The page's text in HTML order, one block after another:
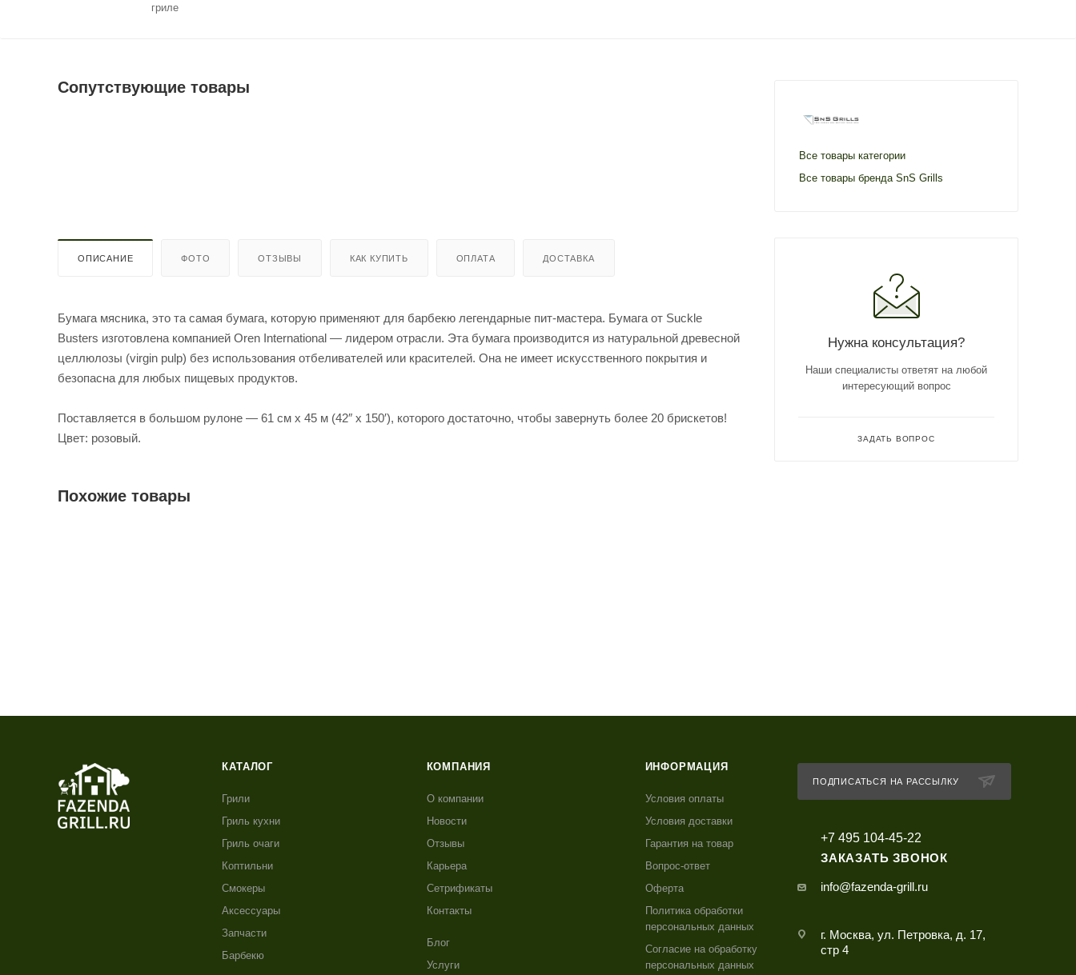
гриле
Сопутствующие товары
ОПИСАНИЕ ФОТО ОТЗЫВЫ КАК КУПИТЬ ОПЛАТА ДОСТАВКА
Бумага мясника, это та самая бумага, которую применяют для барбекю легендарные пит-мастера. Бумага от Suckle
Busters изготовлена компанией Oren International — лидером отрасли. Эта бумага производится из натуральной древесной
целлюлозы (virgin pulp) без использования отбеливателей или красителей. Она не имеет искусственного покрытия и
безопасна для любых пищевых продуктов.
Поставляется в большом рулоне — 61 см х 45 м (42″ х 150′), которого достаточно, чтобы завернуть более 20 брискетов!
Цвет: розовый.
Похожие товары
Все товары категории
Все товары бренда SnS Grills
Нужна консультация?
Наши специалисты ответят на любой
интересующий вопрос
ЗАДАТЬ ВОПРОС
КАТАЛОГ
Грили
Гриль кухни
Гриль очаги
Коптильни
Смокеры
Аксессуары
Запчасти
Барбекю
КОМПАНИЯ
О компании
Новости
Отзывы
Карьера
Сетрификаты
Контакты
Блог
Услуги
ИНФОРМАЦИЯ
Условия оплаты
Условия доставки
Гарантия на товар
Вопрос-ответ
Оферта
Политика обработки
персональных данных
Согласие на обработку
персональных данных
ПОДПИСАТЬСЯ НА РАССЫЛКУ
+7 495 104-45-22
ЗАКАЗАТЬ ЗВОНОК
info@fazenda-grill.ru
г. Москва, ул. Петровка, д. 17,
стр 4